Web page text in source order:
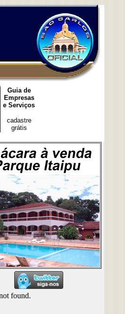
Guia de
Empresas
e Serviços
cadastre
grátis